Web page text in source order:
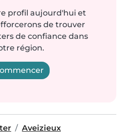
profil aujourd'hui et
de trouver
de confiance dans
région.
Aveizieux